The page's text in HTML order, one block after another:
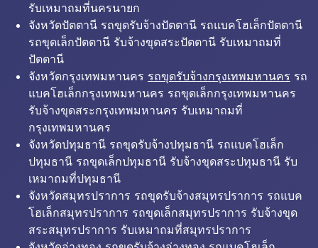
รับเหมาถมที่นครนายก
จังหวัดปัตตานี รถขุดรับจ้างปัตตานี รถแบคโฮเล็กปัตตานี
รถขุดเล็กปัตตานี รับจ้างขุดสระปัตตานี รับเหมาถมที่
ปัตตานี
จังหวัดกรุงเทพมหานคร รถขุดรับจ้างกรุงเทพมหานคร รถ
แบคโฮเล็กกรุงเทพมหานคร รถขุดเล็กกรุงเทพมหานคร
รับจ้างขุดสระกรุงเทพมหานคร รับเหมาถมที่
กรุงเทพมหานคร
จังหวัดปทุมธานี รถขุดรับจ้างปทุมธานี รถแบคโฮเล็ก
ปทุมธานี รถขุดเล็กปทุมธานี รับจ้างขุดสระปทุมธานี รับ
เหมาถมที่ปทุมธานี
จังหวัดสมุทรปราการ รถขุดรับจ้างสมุทรปราการ รถแบค
โฮเล็กสมุทรปราการ รถขุดเล็กสมุทรปราการ รับจ้างขุด
สระสมุทรปราการ รับเหมาถมที่สมุทรปราการ